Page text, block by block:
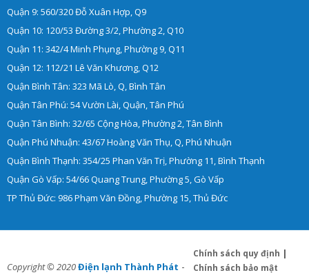
Quận 9: 560/320 Đỗ Xuân Hợp, Q9
Quận 10: 120/53 Đường 3/2, Phường 2, Q10
Quận 11: 342/4 Minh Phụng, Phường 9, Q11
Quận 12: 112/21 Lê Văn Khương, Q12
Quận Bình Tân: 323 Mã Lò, Q, Bình Tân
Quận Tân Phú: 54 Vườn Lài, Quận, Tân Phú
Quận Tân Bình: 32/65 Cộng Hòa, Phường 2, Tân Bình
Quận Phú Nhuận: 43/67 Hoàng Văn Thụ, Q, Phú Nhuận
Quận Bình Thạnh: 354/25 Phan Văn Trị, Phường 11, Bình Thạnh
Quận Gò Vấp: 54/66 Quang Trung, Phường 5, Gò Vấp
TP Thủ Đức: 986 Phạm Văn Đồng, Phường 15, Thủ Đức
Copyright © 2020Điện lạnh Thành Phát -
Chính sách quy định |
Chính sách bảo mật